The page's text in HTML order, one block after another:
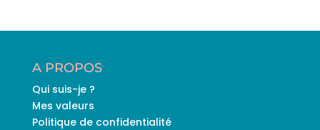
A PROPOS
Qui suis-je ?
Mes valeurs
Politique de confidentialité